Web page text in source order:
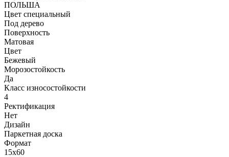
ПОЛЬША
Цвет специальный
Под дерево
Поверхность
Матовая
Цвет
Бежевый
Морозостойкость
Да
Класс износостойкости
4
Ректификация
Нет
Дизайн
Паркетная доска
Формат
15x60